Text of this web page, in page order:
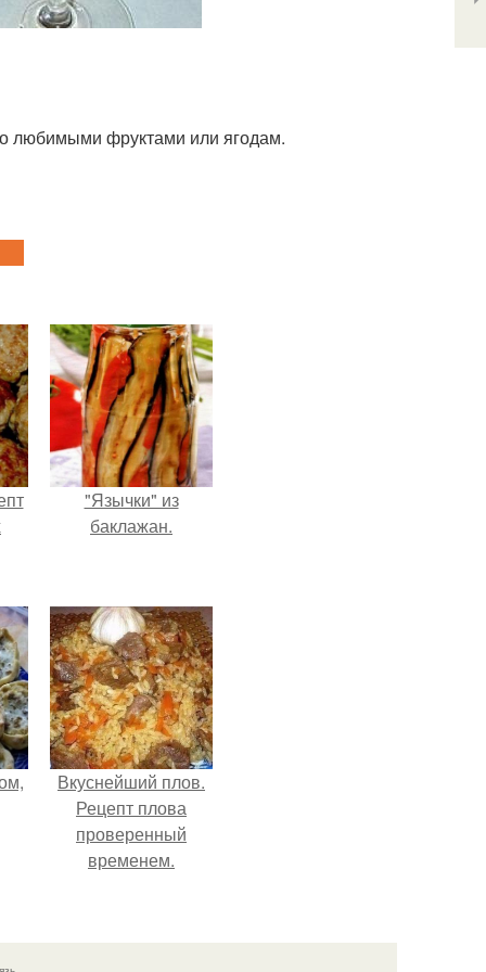
любимыми фруктами или ягодам.
"Язычки" из
баклажан.
Вкуснейший плов.
Рецепт плова
проверенный
временем.